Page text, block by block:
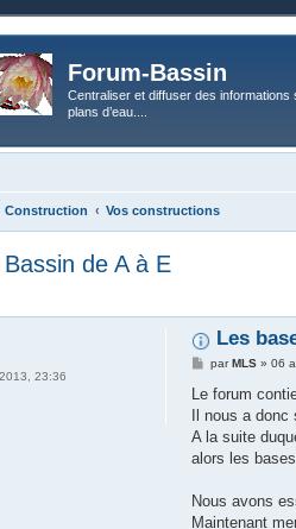
Forum-Bassin
Centraliser et diffuser des informations
plans d’eau....
Construction Vos constructions
de A à E
23:36
Les
M
s
a
g
parMLS »06
Le forum
Il nous a donc
A la suite
alors les
Nous avons
Maintenant